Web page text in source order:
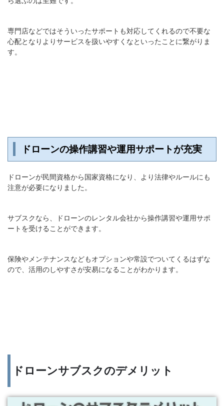
専門店などではそういったサポートも対応してくれるので不要な
心配となりよりサービスを扱いやすくなといったことに繋がりま
す。
ドローンの操作講習や運用サポートが充実
ドローンが民間資格から国家資格になり、より法律やルールにも
注意が必要になりました。
サブスクなら、ドローンのレンタル会社から操作講習や運用サポ
ートを受けることができます。
保険やメンテナンスなどもオプションや常設でついてくるはずな
ので、活用のしやすさが安易になることがわかります。
ドローンサブスクのデメリット